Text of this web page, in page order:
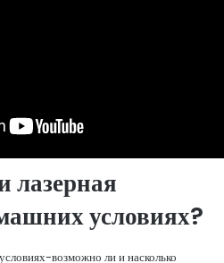
лазерная
условиях?
возможно ли и насколько